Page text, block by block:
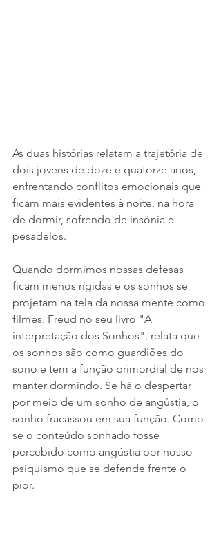
As duas histórias relatam a trajetória de
dois jovens de doze e quatorze anos,
enfrentando conflitos emocionais que
ficam mais evidentes à noite, na hora
de dormir, sofrendo de insônia e
pesadelos.
Quando dormimos nossas defesas
ficam menos rígidas e os sonhos se
projetam na tela da nossa mente como
filmes. Freud no seu livro "A
interpretação dos Sonhos", relata que
os sonhos são como guardiões do
sono e tem a função primordial de nos
manter dormindo. Se há o despertar
por meio de um sonho de angústia, o
sonho fracassou em sua função. Como
se o conteúdo sonhado fosse
percebido como angústia por nosso
psiquismo que se defende frente o
pior.